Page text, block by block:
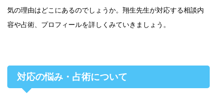
気の理由はどこにあるのでしょうか。翔生先生が対応する相談内
容や占術、プロフィールを詳しくみていきましょう。
対応の悩み・占術について